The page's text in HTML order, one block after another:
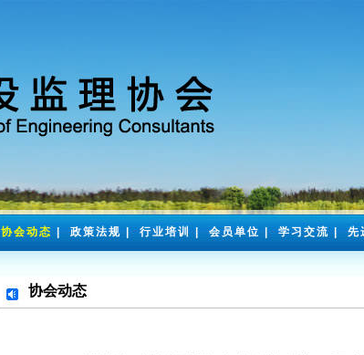
协会动态 政策法规 行业培训 会员单位 学习交流 先
协会动态